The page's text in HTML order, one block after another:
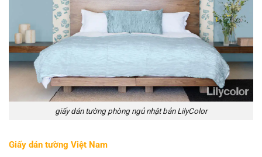
giấy dán tường phòng ngủ nhật bản LilyColor
Giấy dán tường Việt Nam